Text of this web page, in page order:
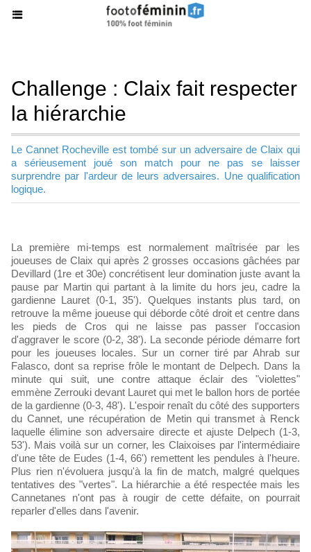
Challenge : Claix fait respecter
la hiérarchie
Le Cannet Rocheville est tombé sur un adversaire de Claix qui
a sérieusement joué son match pour ne pas se laisser
surprendre par l'ardeur de leurs adversaires. Une qualification
logique.
La première mi-temps est normalement maîtrisée par les
joueuses de Claix qui après 2 grosses occasions gâchées par
Devillard (1re et 30e) concrétisent leur domination juste avant la
pause par Martin qui partant à la limite du hors jeu, cadre la
gardienne Lauret (0-1, 35'). Quelques instants plus tard, on
retrouve la même joueuse qui déborde côté droit et centre dans
les pieds de Cros qui ne laisse pas passer l'occasion
d'aggraver le score (0-2, 38'). La seconde période démarre fort
pour les joueuses locales. Sur un corner tiré par Ahrab sur
Falasco, dont sa reprise frôle le montant de Delpech. Dans la
minute qui suit, une contre attaque éclair des "violettes"
emmène Zerrouki devant Lauret qui met le ballon hors de portée
de la gardienne (0-3, 48'). L'espoir renaît du côté des supporters
du Cannet, une récupération de Metin qui transmet à Renck
laquelle élimine son adversaire directe et ajuste Delpech (1-3,
53'). Mais voilà sur un corner, les Claixoises par l'intermédiaire
d'une tête de Eudes (1-4, 66') remettent les pendules à l'heure.
Plus rien n'évoluera jusqu'à la fin de match, malgré quelques
tentatives des "vertes". La hiérarchie a été respectée mais les
Cannetanes n'ont pas à rougir de cette défaite, on pourrait
reparler d'elles dans l'avenir.